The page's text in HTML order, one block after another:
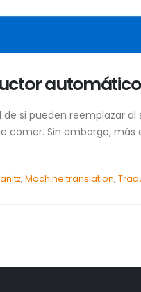
pueden reemplazar al
Sin embargo, más
,Machine translation,